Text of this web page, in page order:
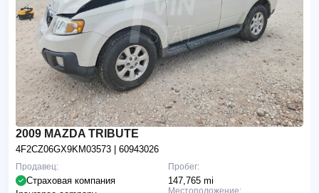
2009 MAZDA TRIBUTE
4F2CZ06GX9KM03573 | 60943026
Пробег:
147,765 mi
Местоположение:
Продавец:
Страховая компания